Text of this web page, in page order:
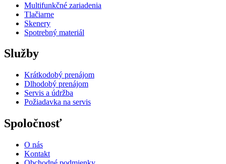
Multifunkčné zariadenia
Tlačiarne
Skenery
Spotrebný materiál
Služby
Krátkodobý prenájom
Dlhodobý prenájom
Servis a údržba
Požiadavka na servis
Spoločnosť
O nás
Kontakt